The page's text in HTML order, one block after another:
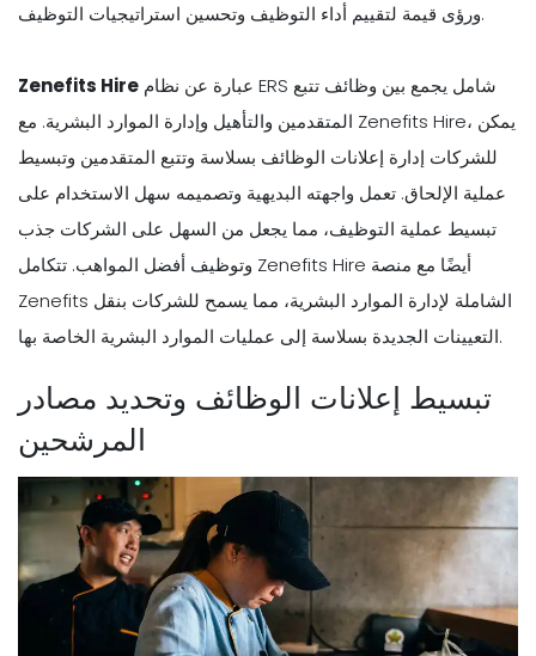
ورؤى قيمة لتقييم أداء التوظيف وتحسين استراتيجيات التوظيف.
Zenefits Hire
المتقدمين والتأهيل وإدارة الموارد البشرية. مع Zenefits Hire، يمكن
للشركات إدارة إعلانات الوظائف بسلاسة وتتبع المتقدمين وتبسيط
عملية الإلحاق. تعمل واجهته البديهية وتصميمه سهل الاستخدام على
تبسيط عملية التوظيف، مما يجعل من السهل على الشركات جذب
وتوظيف أفضل المواهب. تتكامل Zenefits Hire أيضًا مع منصة
Zenefits الشاملة لإدارة الموارد البشرية، مما يسمح للشركات بنقل
التعيينات الجديدة بسلاسة إلى عمليات الموارد البشرية الخاصة بها.
تبسيط إعلانات الوظائف وتحديد مصادر
المرشحين